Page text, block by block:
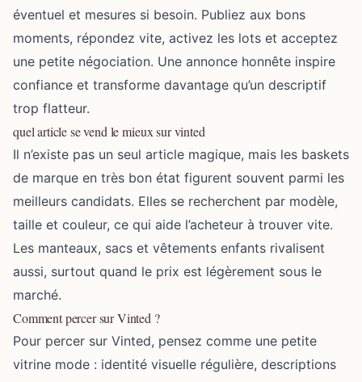
éventuel et mesures si besoin. Publiez aux bons
moments, répondez vite, activez les lots et acceptez
une petite négociation. Une annonce honnête inspire
confiance et transforme davantage qu’un descriptif
trop flatteur.
quel article se vend le mieux sur vinted
Il n’existe pas un seul article magique, mais les baskets
de marque en très bon état figurent souvent parmi les
meilleurs candidats. Elles se recherchent par modèle,
taille et couleur, ce qui aide l’acheteur à trouver vite.
Les manteaux, sacs et vêtements enfants rivalisent
aussi, surtout quand le prix est légèrement sous le
marché.
Comment percer sur Vinted ?
Pour percer sur Vinted, pensez comme une petite
vitrine mode : identité visuelle régulière, descriptions